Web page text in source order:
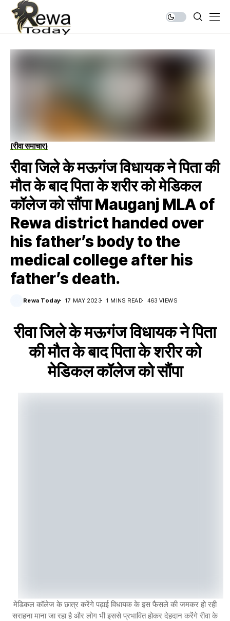
(रीवा समाचार)
रीवा जिले के मऊगंज विधायक ने पिता की
मौत के बाद पिता के शरीर को मेडिकल
कॉलेज को सौंपा Mauganj MLA of
Rewa district handed over
his father’s body to the
medical college after his
father’s death.
Rewa Today 17 MAY 2023 1 MINS READ 463 VIEWS
रीवा जिले के मऊगंज विधायक ने पिता
की मौत के बाद पिता के शरीर को
मेडिकल कॉलेज को सौंपा
मेडिकल कॉलेज के छात्र करेंगे पढ़ाई विधायक के इस फैसले की जमकर हो रही
सराहना माना जा रहा है और लोग भी इससे प्रभावित होकर देहदान करेंगे रीवा के